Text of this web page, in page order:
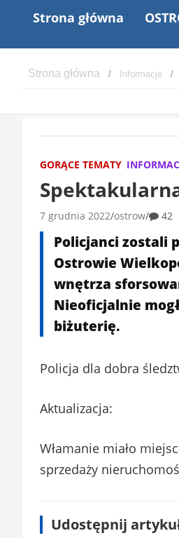
Strona główna
Informacje
GORĄCE TEMATY
7 grudnia 2022 ostrow 42
Policjanci zostali
Ostrowie
wnętrza
Nieoficjalnie
biżuterię.
Policja dla dobra
Aktualizacja:
Włamanie miało
sprzedaży
Udostępnij